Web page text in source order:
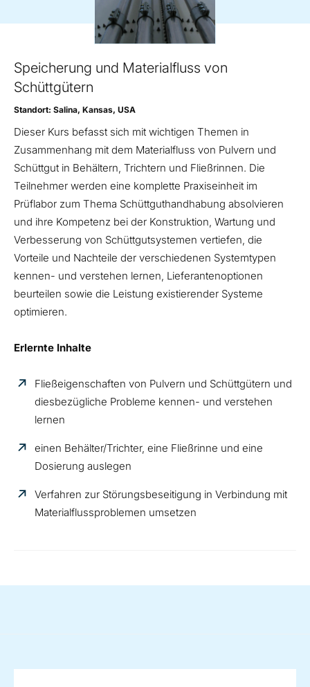
Speicherung und Materialfluss von
Schüttgütern
Standort: Salina, Kansas, USA
Dieser Kurs befasst sich mit wichtigen Themen in
Zusammenhang mit dem Materialfluss von Pulvern und
Schüttgut in Behältern, Trichtern und Fließrinnen. Die
Teilnehmer werden eine komplette Praxiseinheit im
Prüflabor zum Thema Schüttguthandhabung absolvieren
und ihre Kompetenz bei der Konstruktion, Wartung und
Verbesserung von Schüttgutsystemen vertiefen, die
Vorteile und Nachteile der verschiedenen Systemtypen
kennen- und verstehen lernen, Lieferantenoptionen
beurteilen sowie die Leistung existierender Systeme
optimieren.
Erlernte Inhalte
Fließeigenschaften von Pulvern und Schüttgütern und
diesbezügliche Probleme kennen- und verstehen
lernen
einen Behälter/Trichter, eine Fließrinne und eine
Dosierung auslegen
Verfahren zur Störungsbeseitigung in Verbindung mit
Materialflussproblemen umsetzen